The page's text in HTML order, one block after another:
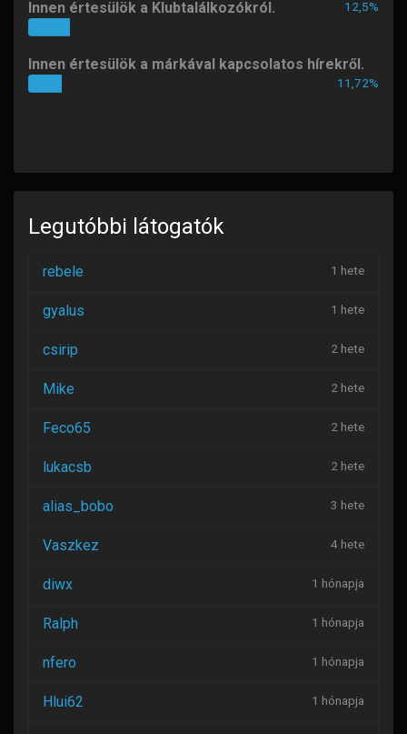
Innen értesülök a Klubtalálkozókról. 12,5%
Innen értesülök a márkával kapcsolatos hírekről.
11,72%
Legutóbbi látogatók
rebele 1 hete
gyalus 1 hete
csirip 2 hete
Mike 2 hete
Feco65 2 hete
lukacsb 2 hete
alias_bobo 3 hete
Vaszkez 4 hete
diwx 1 hónapja
Ralph 1 hónapja
nfero 1 hónapja
Hlui62 1 hónapja